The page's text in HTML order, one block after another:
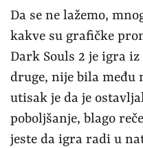
Da se ne lažemo,
kakve su grafičke
Dark Souls 2 je igra
druge, nije bila
utisak je da je
poboljšanje, blago
jeste da igra radi u